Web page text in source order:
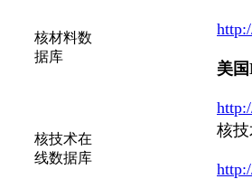
核材料数
据库
美国
核技术在
线数据库
核